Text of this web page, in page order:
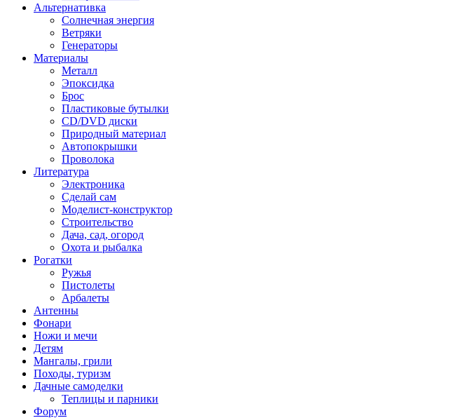
Альтернативка
Солнечная энергия
Ветряки
Генераторы
Материалы
Металл
Эпоксидка
Брос
Пластиковые бутылки
CD/DVD диски
Природный материал
Автопокрышки
Проволока
Литература
Электроника
Сделай сам
Моделист-конструктор
Строительство
Дача, сад, огород
Охота и рыбалка
Рогатки
Ружья
Пистолеты
Арбалеты
Антенны
Фонари
Ножи и мечи
Детям
Мангалы, грили
Походы, туризм
Дачные самоделки
Теплицы и парники
Форум